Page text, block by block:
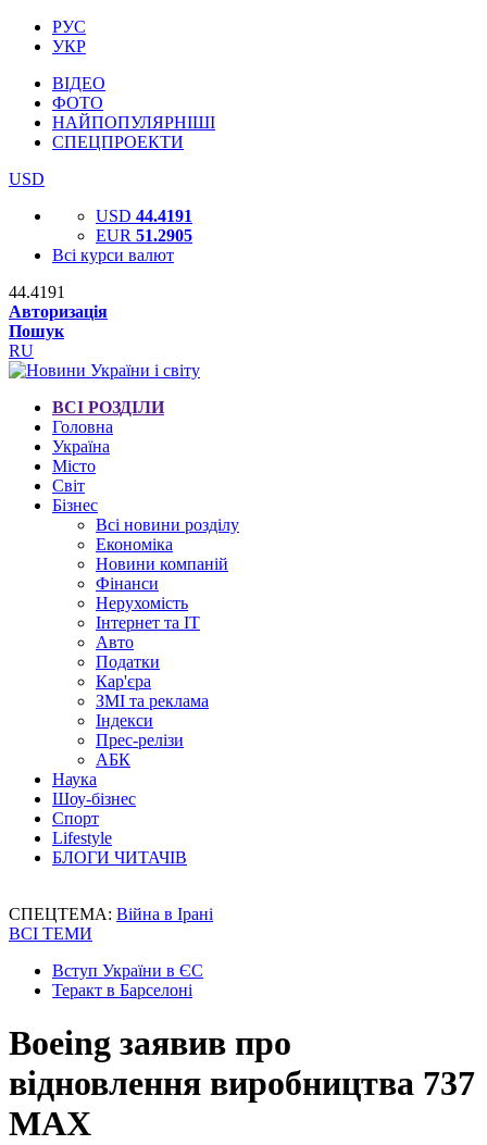
РУС
УКР
ВІДЕО
ФОТО
НАЙПОПУЛЯРНІШІ
СПЕЦПРОЕКТИ
USD
USD 44.4191
EUR 51.2905
Всі курси валют
44.4191
Авторизація
Пошук
RU
ВСІ РОЗДІЛИ
Головна
Україна
Місто
Світ
Бізнес
Всі новини розділу
Економіка
Новини компаній
Фінанси
Нерухомість
Інтернет та IT
Авто
Податки
Кар'єра
ЗМІ та реклама
Індекси
Прес-релізи
АБК
Наука
Шоу-бізнес
Спорт
Lifestyle
БЛОГИ ЧИТАЧІВ
СПЕЦТЕМА: Війна в Ірані
ВСІ ТЕМИ
Вступ України в ЄС
Теракт в Барселоні
Boeing заявив про
відновлення виробництва 737
MAX